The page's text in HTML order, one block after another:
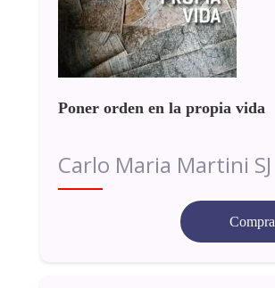
Poner orden en la propia vida
Carlo Maria Martini SJ